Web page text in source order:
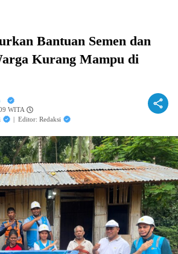
Bantuan Semen dan
Kurang Mampu di
WITA
| Editor: Redaksi